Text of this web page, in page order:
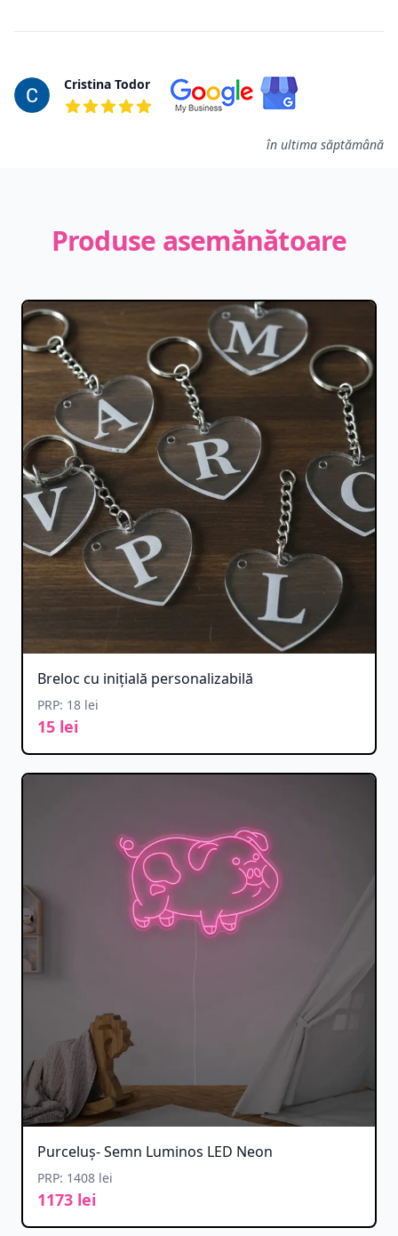
Cristina Todor
în ultima săptămână
Produse asemănătoare
Breloc cu inițială personalizabilă
PRP: 18 lei
15 lei
Purceluș- Semn Luminos LED Neon
PRP: 1408 lei
1173 lei